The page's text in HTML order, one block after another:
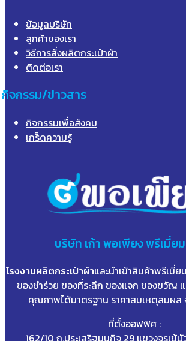
ข้อมูลบริษัท
ลูกค้าของเรา
วิธีการสั่งผลิตกระเป๋าผ้า
ติดต่อเรา
กิจกรรม/ข่าวสาร
กิจกรรมเพื่อสังคม
เกร็ดความรู้
บริษัท เก้าพอเพียง พรีเมี่ย
โรงงานผลิตกระเป๋าผ้าและนำเข้าสินค้าพรีเมี่ย
ของชำร่วย ของที่ระลึก ของแจก ของขวัญ
คุณภาพได้มาตรฐาน ราคาสมเหตุสมผล
ที่ตั้งออฟฟิศ :